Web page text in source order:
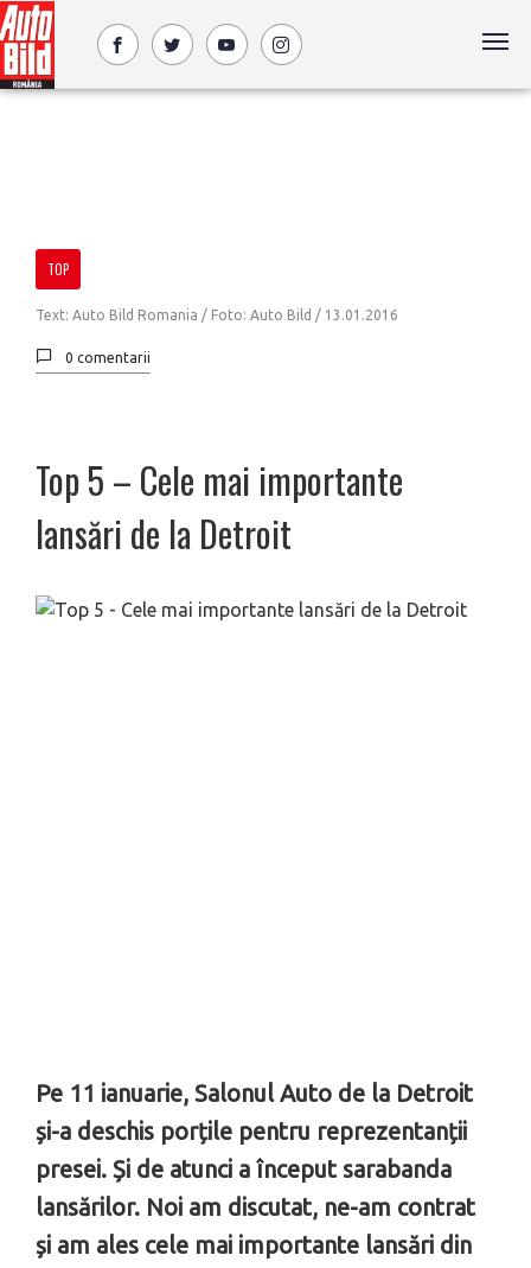
TOP
Text: Auto Bild Romania / Foto: Auto Bild / 13.01.2016
0 comentarii
Top 5 – Cele mai importante
lansări de la Detroit
Pe 11 ianuarie, Salonul Auto de la Detroit
și-a deschis porțile pentru reprezentanții
presei. Și de atunci a început sarabanda
lansărilor. Noi am discutat, ne-am contrat
și am ales cele mai importante lansări din